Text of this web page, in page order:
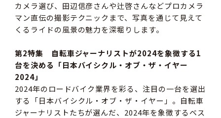
カメラ選び、田辺信彦さんや辻啓さんなどプロカメラ
マン直伝の撮影テクニックまで、写真を通じて見えて
くるライドの風景の魅力を深堀りします。
第2特集 自転車ジャーナリストが2024を象徴する1
台を決める「日本バイシクル・オブ・ザ・イヤー
2024」
2024年のロードバイク業界を彩る、注目の一台を選出
する「日本バイシクル・オブ・ザ・イヤー」。自転車
ジャーナリストたちが選んだ、2024年を象徴するベス